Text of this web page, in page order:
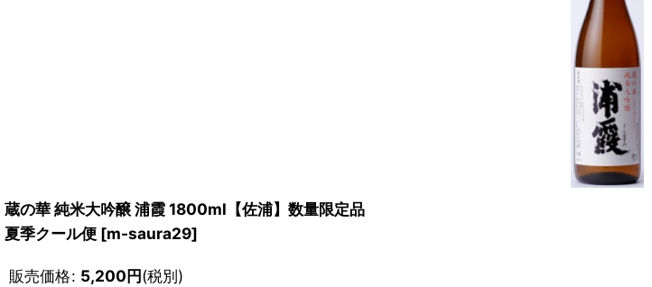
蔵の華 純米大吟醸 浦霞 1800ml【佐浦】数量限定品
夏季クール便 [m-saura29]
販売価格: 5,200円(税別)